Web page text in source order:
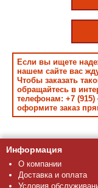
Если вы ищете
нашем сайте вас
Чтобы заказать
обращайтесь в
телефонам: +7 (915)
оформите заказ
Информация
О компании
Доставка и оплата
Условия